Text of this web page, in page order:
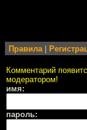
Правила
Комментарий
модератором!
имя:
пароль: